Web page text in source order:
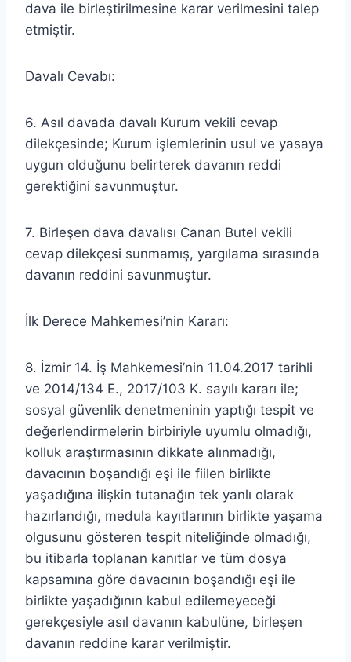
dava ile birleştirilmesine karar verilmesini talep
etmiştir.
Davalı Cevabı:
6. Asıl davada davalı Kurum vekili cevap
dilekçesinde; Kurum işlemlerinin usul ve yasaya
uygun olduğunu belirterek davanın reddi
gerektiğini savunmuştur.
7. Birleşen dava davalısı Canan Butel vekili
cevap dilekçesi sunmamış, yargılama sırasında
davanın reddini savunmuştur.
İlk Derece Mahkemesi’nin Kararı:
8. İzmir 14. İş Mahkemesi’nin 11.04.2017 tarihli
ve 2014/134 E., 2017/103 K. sayılı kararı ile;
sosyal güvenlik denetmeninin yaptığı tespit ve
değerlendirmelerin birbiriyle uyumlu olmadığı,
kolluk araştırmasının dikkate alınmadığı,
davacının boşandığı eşi ile fiilen birlikte
yaşadığına ilişkin tutanağın tek yanlı olarak
hazırlandığı, medula kayıtlarının birlikte yaşama
olgusunu gösteren tespit niteliğinde olmadığı,
bu itibarla toplanan kanıtlar ve tüm dosya
kapsamına göre davacının boşandığı eşi ile
birlikte yaşadığının kabul edilemeyeceği
gerekçesiyle asıl davanın kabulüne, birleşen
davanın reddine karar verilmiştir.